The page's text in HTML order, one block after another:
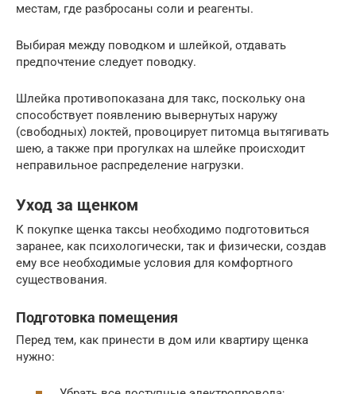
местам, где разбросаны соли и реагенты.
Выбирая между поводком и шлейкой, отдавать
предпочтение следует поводку.
Шлейка противопоказана для такс, поскольку она
способствует появлению вывернутых наружу
(свободных) локтей, провоцирует питомца вытягивать
шею, а также при прогулках на шлейке происходит
неправильное распределение нагрузки.
Уход за щенком
К покупке щенка таксы необходимо подготовиться
заранее, как психологически, так и физически, создав
ему все необходимые условия для комфортного
существования.
Подготовка помещения
Перед тем, как принести в дом или квартиру щенка
нужно: